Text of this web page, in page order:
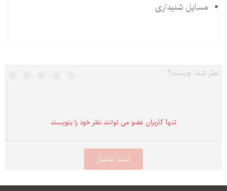
مسایل شنیداری
تنها كاربران عضو می توانند نظر خود را بنویسند